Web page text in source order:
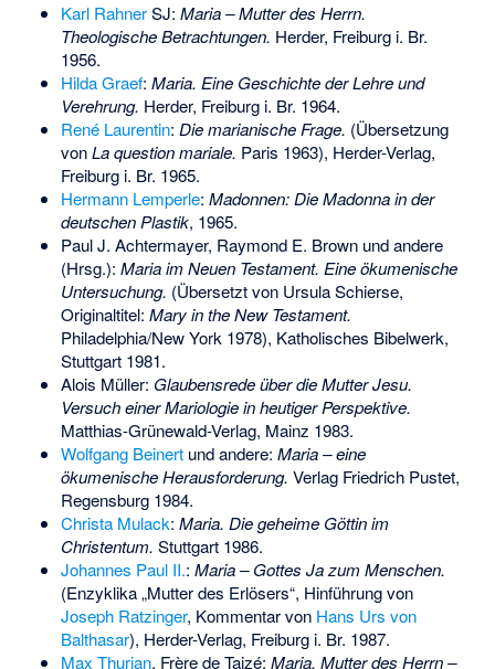
Karl RahnerSJ: Maria – Mutter des Herrn.
Theologische Betrachtungen. Herder, Freiburg i. Br.
1956.
Hilda Graef: Maria. Eine Geschichte der Lehre und
Verehrung. Herder, Freiburg i. Br. 1964.
René Laurentin: Die marianische Frage. (Übersetzung
vonLa question mariale. Paris 1963), Herder-Verlag,
Freiburg i. Br. 1965.
Hermann Lemperle: Madonnen: Die Madonna in der
deutschen Plastik, 1965.
Paul J. Achtermayer, Raymond E. Brown und andere
(Hrsg.): Maria im Neuen Testament. Eine ökumenische
Untersuchung. (Übersetzt von Ursula Schierse,
Originaltitel: Mary in the New Testament.
Philadelphia/New York 1978), Katholisches Bibelwerk,
Stuttgart 1981.
Alois Müller: Glaubensrede über die Mutter Jesu.
Versuch einer Mariologie in heutiger Perspektive.
Matthias-Grünewald-Verlag, Mainz 1983.
Wolfgang Beinertund andere: Maria – eine
ökumenische Herausforderung. Verlag Friedrich Pustet,
Regensburg 1984.
Christa Mulack: Maria. Die geheime Göttin im
Christentum. Stuttgart 1986.
Johannes Paul II.: Maria – Gottes Ja zum Menschen.
(Enzyklika „Mutter des Erlösers“, Hinführung von
Joseph Ratzinger, Kommentar von Hans Urs von
Balthasar), Herder-Verlag, Freiburg i. Br. 1987.
Max Thurian, Frère de Taizé: Maria. Mutter des Herrn –